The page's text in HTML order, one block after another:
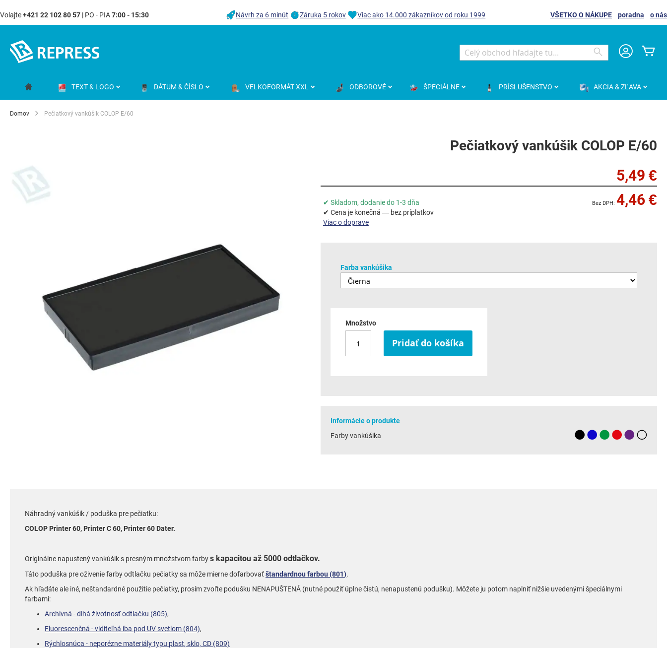
Volajte+421 22 102 80 57 | PO - PIA7:00 - 15:30 Návrh za 6 minút Záruka 5 rokov Viac ako 14.000 zákazníkov od roku 1999 VŠETKO O NÁKUPE poradna
o nás
Content
Search
TEXT & LOGO DÁTUM & ČÍSLO VELKOFORMÁT XXL ODBOROVÉ ŠPECIÁLNE PRÍSLUŠENSTVO AKCIA & ZĽAVA
Domov Pečiatkový vankúšik COLOP E/60
Pečiatkový vankúšik COLOP E/60
Preskočiť
koniec
5,49 €
4,46 €
✔ Skladom, dodanie do 1-3 dňa
✔ Cena je konečná — bez príplatkov
Viac o doprave
Farba vankúšika
Množstvo
Pridať do košíka
Informácie o produkte
Farby vankúšika
Náhradný vankúšik / poduška pre pečiatku:
COLOP Printer 60, Printer C 60, Printer 60 Dater.
Originálne napustený vankúšik s presným množstvom farbys kapacitou až 5000 odtlačkov.
Táto poduška pre oživenie farby odtlačku pečiatky sa môže mierne dofarbovaťštandardnou farbou (801).
Ak hľadáte ale iné, neštandardné použitie pečiatky, prosím zvoľte podušku NENAPUŠTENÁ (nutné použiť úplne čistú, nenapustenú podušku). Môžete ju potom naplniť nižšie uvedenými špeciálnymi
farbami:
Archivná - dlhá životnosť odtlačku (805),
Fluorescenčná - viditeľná iba pod UV svetlom (804),
Rýchlosnúca - neporézne materiály typu plast, sklo, CD (809)